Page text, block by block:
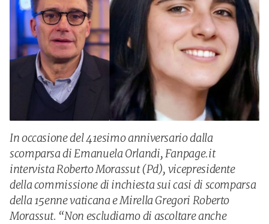
In occasione del 41esimo anniversario dalla
scomparsa di Emanuela Orlandi, Fanpage.it
intervista Roberto Morassut (Pd), vicepresidente
della commissione di inchiesta sui casi di scomparsa
della 15enne vaticana e Mirella Gregori Roberto
Morassut. “Non escludiamo di ascoltare anche